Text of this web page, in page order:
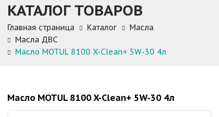
КАТАЛОГ ТОВАРОВ
Главная страница Каталог
Масла
Масла ДВС
Масло MOTUL 8100 X-Clean+ 5W-30 4л
Масло MOTUL 8100 X-Clean+ 5W-30 4л